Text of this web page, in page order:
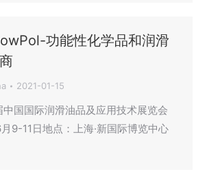
功能性化学品和润滑
2021-01-15
中国国际润滑油品及应用技术展览会
9-11日地点：上海·新国际博览中心